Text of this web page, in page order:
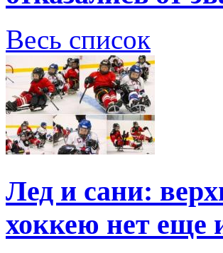
Весь список
Лед и сани:
хоккею нет еще